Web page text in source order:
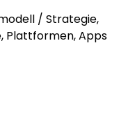
/ Strategie,
Plattformen, Apps